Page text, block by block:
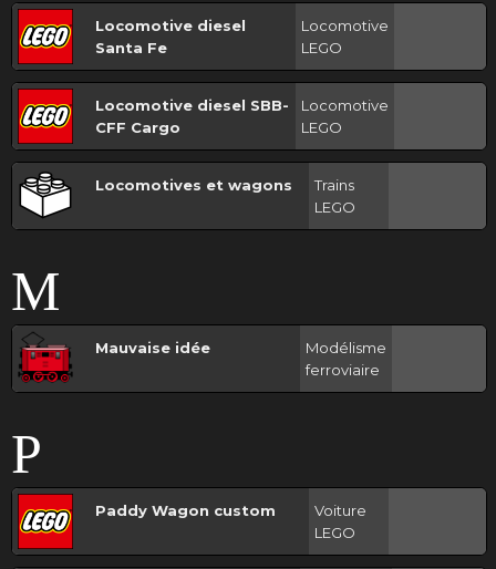
Locomotive diesel
Santa Fe
Locomotive
LEGO
Locomotive diesel SBB-
CFF Cargo
Locomotive
LEGO
Locomotives et wagons
Trains
LEGO
M
Mauvaise idée
Modélisme
ferroviaire
P
Paddy Wagon custom
Voiture
LEGO